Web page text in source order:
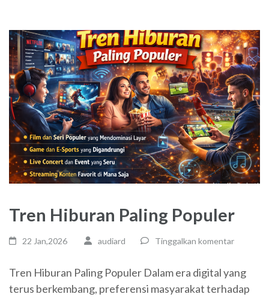
Tren Hiburan Paling Populer
22 Jan,2026 audiard Tinggalkan komentar
Tren Hiburan Paling Populer Dalam era digital yang
terus berkembang, preferensi masyarakat terhadap